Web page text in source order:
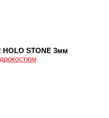
STONE 3мм